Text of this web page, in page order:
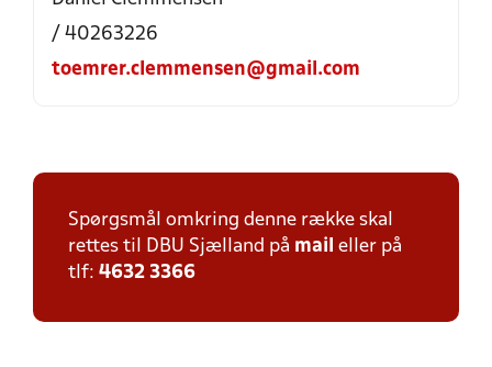
/ 40263226
toemrer.clemmensen@gmail.com
Spørgsmål omkring denne række skal
rettes til DBU Sjælland på mail eller på
tlf: 4632 3366